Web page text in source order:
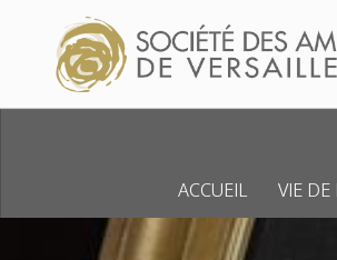
Skip to content
ACCUEIL VIE DE